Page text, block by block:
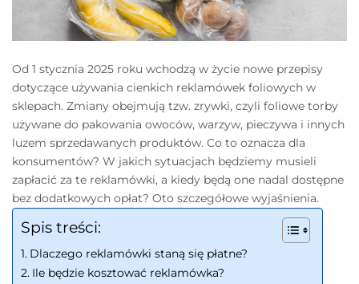
Od 1 stycznia 2025 roku wchodzą w życie nowe przepisy
dotyczące używania cienkich reklamówek foliowych w
sklepach. Zmiany obejmują tzw. zrywki, czyli foliowe torby
używane do pakowania owoców, warzyw, pieczywa i innych
luzem sprzedawanych produktów. Co to oznacza dla
konsumentów? W jakich sytuacjach będziemy musieli
zapłacić za te reklamówki, a kiedy będą one nadal dostępne
bez dodatkowych opłat? Oto szczegółowe wyjaśnienia.
Spis treści:
Dlaczego reklamówki staną się płatne?
Ile będzie kosztować reklamówka?